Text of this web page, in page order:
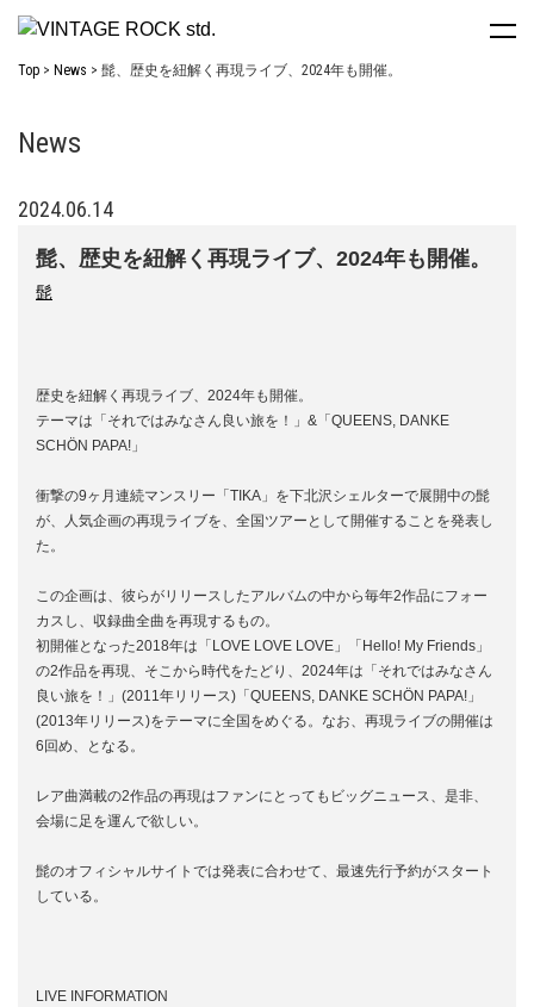
Top News 髭、歴史を紐解く再現ライブ、2024年も開催。
News
2024.06.14
髭、歴史を紐解く再現ライブ、2024年も開催。
髭
歴史を紐解く再現ライブ、2024年も開催。
テーマは「それではみなさん良い旅を！」&「QUEENS, DANKE
SCHÖN PAPA!」
衝撃の9ヶ月連続マンスリー「TIKA」を下北沢シェルターで展開中の髭
が、人気企画の再現ライブを、全国ツアーとして開催することを発表し
た。
この企画は、彼らがリリースしたアルバムの中から毎年2作品にフォー
カスし、収録曲全曲を再現するもの。
初開催となった2018年は「LOVE LOVE LOVE」「Hello! My Friends」
の2作品を再現、そこから時代をたどり、2024年は「それではみなさん
良い旅を！」(2011年リリース)「QUEENS, DANKE SCHÖN PAPA!」
(2013年リリース)をテーマに全国をめぐる。なお、再現ライブの開催は
6回め、となる。
レア曲満載の2作品の再現はファンにとってもビッグニュース、是非、
会場に足を運んで欲しい。
髭のオフィシャルサイトでは発表に合わせて、最速先行予約がスタート
している。
LIVE INFORMATION